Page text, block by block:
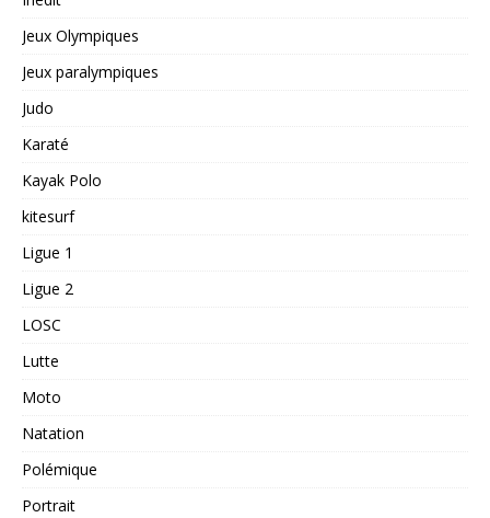
Jeux Olympiques
Jeux paralympiques
Judo
Karaté
Kayak Polo
kitesurf
Ligue 1
Ligue 2
LOSC
Lutte
Moto
Natation
Polémique
Portrait